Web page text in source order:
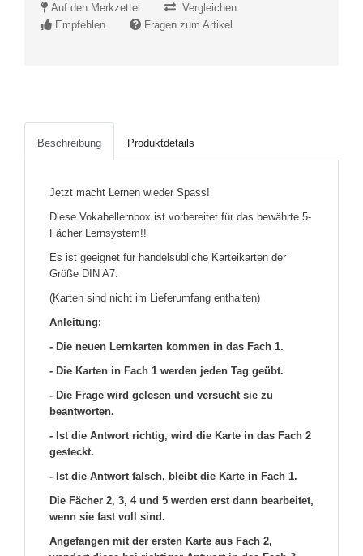
Auf den Merkzettel
Vergleichen
Empfehlen
Fragen zum Artikel
Beschreibung Produktdetails
Jetzt macht Lernen wieder Spass!
Diese Vokabellernbox ist vorbereitet für das bewährte 5-
Fächer Lernsystem!!
Es ist geeignet für handelsübliche Karteikarten der
Größe DIN A7.
(Karten sind nicht im Lieferumfang enthalten)
Anleitung:
- Die neuen Lernkarten kommen in das Fach 1.
- Die Karten in Fach 1 werden jeden Tag geübt.
- Die Frage wird gelesen und versucht sie zu
beantworten.
- Ist die Antwort richtig, wird die Karte in das Fach 2
gesteckt.
- Ist die Antwort falsch, bleibt die Karte in Fach 1.
Die Fächer 2, 3, 4 und 5 werden erst dann bearbeitet,
wenn sie fast voll sind.
Angefangen mit der ersten Karte aus Fach 2,